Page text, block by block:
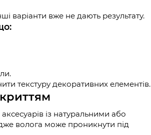
варіанти вже не дають результату.
текстуру декоративних елементів.
із натуральними або
волога може проникнути під